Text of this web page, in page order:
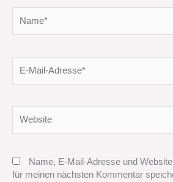
Mail-
Name, E-Mail-Adresse und
für meinen nächsten Kommentar